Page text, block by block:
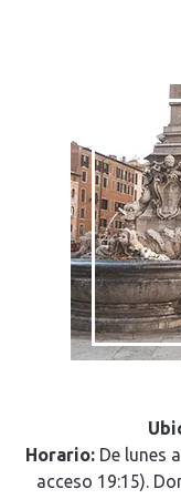
Horario: De lunes
acceso 19:15).